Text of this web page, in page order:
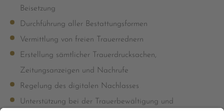
Beisetzung
Durchführung aller Bestattungsformen
Vermittlung von freien Trauerrednern
Erstellung sämtlicher Trauerdrucksachen,
Zeitungsanzeigen und Nachrufe
Regelung des digitalen Nachlasses
Unterstützung bei der Trauerbewältigung und